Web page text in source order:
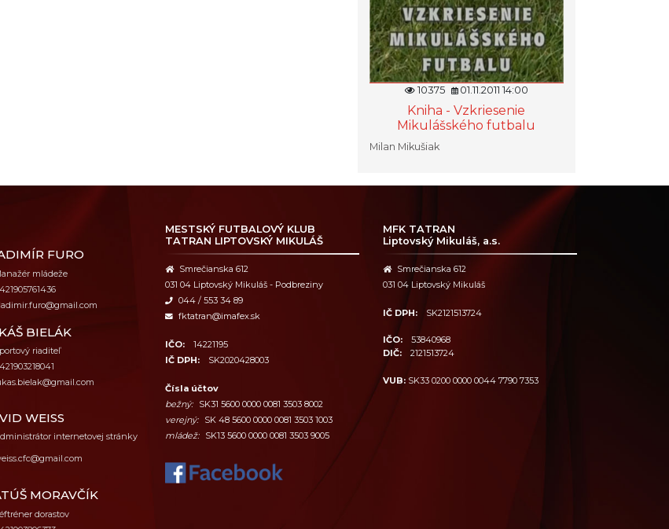
10375 01.11.2011 14:00
Kniha - Vzkriesenie
Mikulášského futbalu
Milan Mikušiak
FURO
mládeže
BIELÁK
riaditeľ
WEISS
internetovej stránky
MORAVČÍK
dorastov
MESTSKÝ FUTBALOVÝ KLUB
TATRAN LIPTOVSKÝ MIKULÁŠ
Smrečianska 612
031 04 Liptovský Mikuláš - Podbreziny
044 / 553 34 89
fktatran@imafex.sk
IČO:
14221195
IČ DPH:
SK2020428003
Čísla účtov
bežný:
SK31 5600 0000 0081 3503 8002
verejný:
SK 48 5600 0000 0081 3503 1003
mládež:
SK13 5600 0000 0081 3503 9005
MFK TATRAN
Liptovský Mikuláš, a.s.
Smrečianska 612
031 04 Liptovský Mikuláš
IČ DPH: SK2121513724
IČO:
53840968
DIČ:
2121513724
VUB: SK33 0200 0000 0044 7790 7353